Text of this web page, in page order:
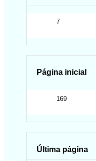
7
Página inicial
169
Última página